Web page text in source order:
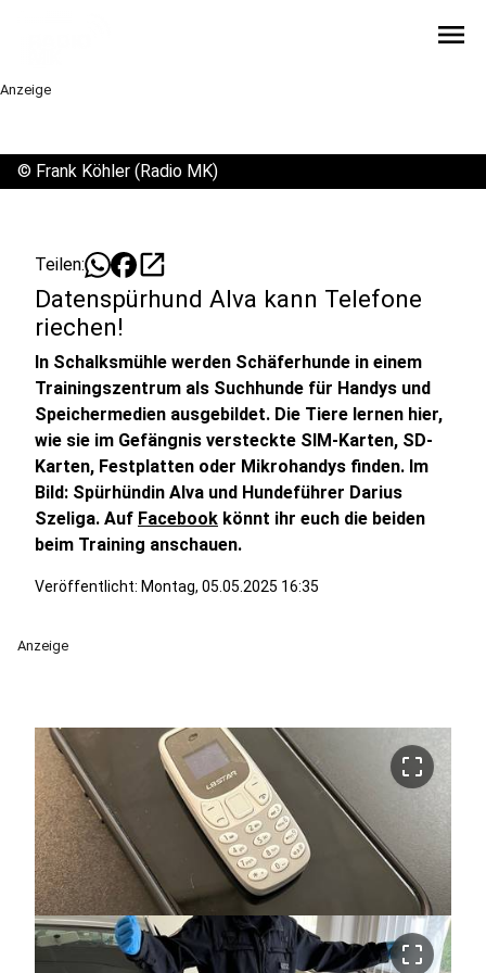
menu
Anzeige
© Frank Köhler (Radio MK)
Teilen: open_in_new
Datenspürhund Alva kann Telefone
riechen!
In Schalksmühle werden Schäferhunde in einem
Trainingszentrum als Suchhunde für Handys und
Speichermedien ausgebildet. Die Tiere lernen hier,
wie sie im Gefängnis versteckte SIM-Karten, SD-
Karten, Festplatten oder Mikrohandys finden. Im
Bild: Spürhündin Alva und Hundeführer Darius
Szeliga. Auf Facebook könnt ihr euch die beiden
beim Training anschauen.
Veröffentlicht: Montag, 05.05.2025 16:35
Anzeige
crop_free
crop_free